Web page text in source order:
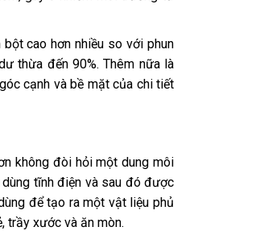
cao hơn nhiều so với phun
thừa đến 90%. Thêm nữa là
cạnh và bề mặt của chi tiết
không đòi hỏi một dung môi
tĩnh điện và sau đó được
để tạo ra một vật liệu phủ
trầy xước và ăn mòn.